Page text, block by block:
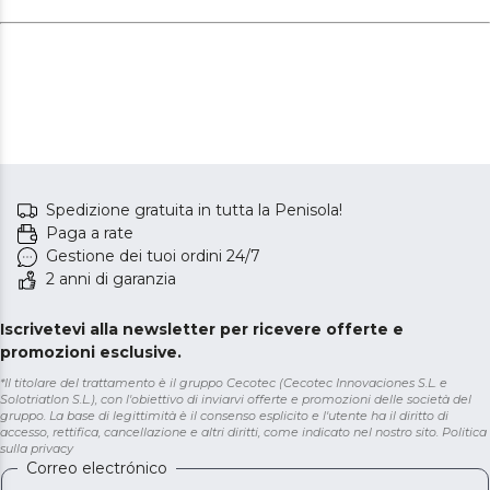
Spedizione gratuita in tutta la Penisola!
Paga a rate
Gestione dei tuoi ordini 24/7
2 anni di garanzia
Iscrivetevi alla newsletter per ricevere offerte e
promozioni esclusive.
*Il titolare del trattamento è il gruppo Cecotec (Cecotec Innovaciones S.L. e
Solotriatlon S.L.), con l'obiettivo di inviarvi offerte e promozioni delle società del
gruppo. La base di legittimità è il consenso esplicito e l'utente ha il diritto di
accesso, rettifica, cancellazione e altri diritti, come indicato nel nostro sito. Politica
sulla privacy
Correo electrónico